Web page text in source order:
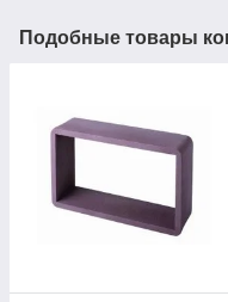
Подобные товары